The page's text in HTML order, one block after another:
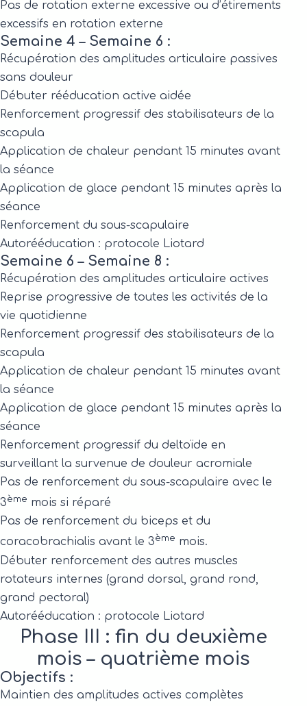
Pas de rotation externe excessive ou d’étirements
excessifs en rotation externe
Semaine 4 – Semaine 6 :
Récupération des amplitudes articulaire passives
sans douleur
Débuter rééducation active aidée
Renforcement progressif des stabilisateurs de la
scapula
Application de chaleur pendant 15 minutes avant
la séance
Application de glace pendant 15 minutes après la
séance
Renforcement du sous-scapulaire
Autorééducation : protocole Liotard
Semaine 6 – Semaine 8 :
Récupération des amplitudes articulaire actives
Reprise progressive de toutes les activités de la
vie quotidienne
Renforcement progressif des stabilisateurs de la
scapula
Application de chaleur pendant 15 minutes avant
la séance
Application de glace pendant 15 minutes après la
séance
Renforcement progressif du deltoïde en
surveillant la survenue de douleur acromiale
Pas de renforcement du sous-scapulaire avec le
3ème mois si réparé
Pas de renforcement du biceps et du
coracobrachialis avant le 3ème mois.
Débuter renforcement des autres muscles
rotateurs internes (grand dorsal, grand rond,
grand pectoral)
Autorééducation : protocole Liotard
Phase III : fin du deuxième
mois – quatrième mois
Objectifs :
Maintien des amplitudes actives complètes